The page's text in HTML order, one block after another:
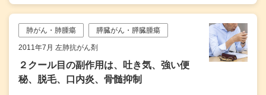
肺がん・肺腫瘍 膵臓がん・膵臓腫瘍
2011年7月 左肺抗がん剤
２クール目の副作用は、吐き気、強い便
秘、脱毛、口内炎、骨髄抑制